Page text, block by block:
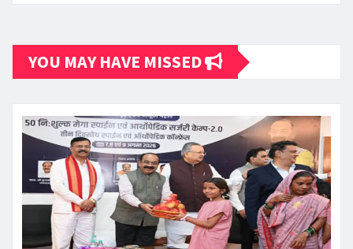
YOU MAY HAVE MISSED